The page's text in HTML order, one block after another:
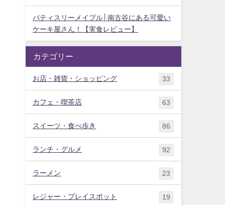
パティスリーメイプル│南古谷にある可愛い
ケーキ屋さん！【実食レビュー】
カテゴリー
お店・雑貨・ショッピング 33
カフェ・喫茶店 63
スイーツ・食べ歩き 86
ランチ・グルメ 92
ラーメン 23
レジャー・プレイスポット 19